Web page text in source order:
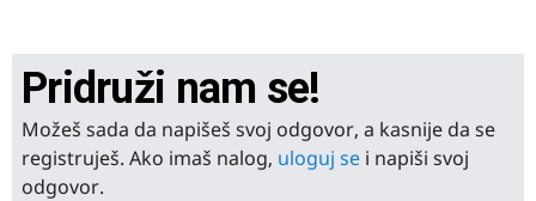
Pridruži nam se!
Možeš sada da napišeš svoj odgovor, a kasnije da se
registruješ. Ako imaš nalog, uloguj se i napiši svoj
odgovor.